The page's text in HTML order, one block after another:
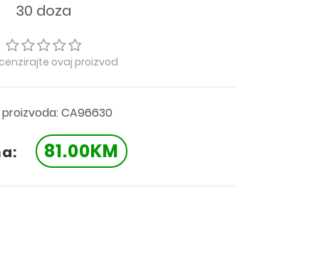
30 doza
ovaj proizvod
CA96630
81.00KM